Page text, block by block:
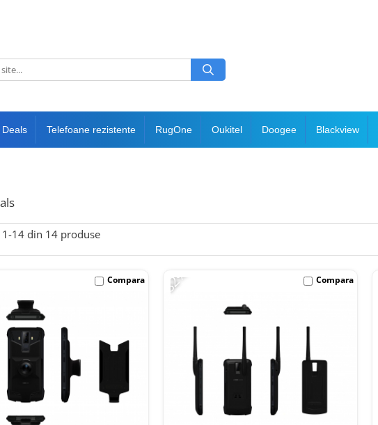
Deals Telefoane rezistente RugOne Oukitel Doogee Blackview
1-14 din 14 produse
Compara -82% Compara